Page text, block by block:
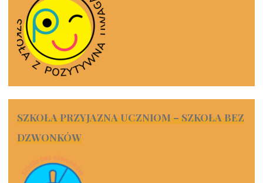
SZKOŁA PRZYJAZNA UCZNIOM – SZKOŁA BEZ
DZWONKÓW